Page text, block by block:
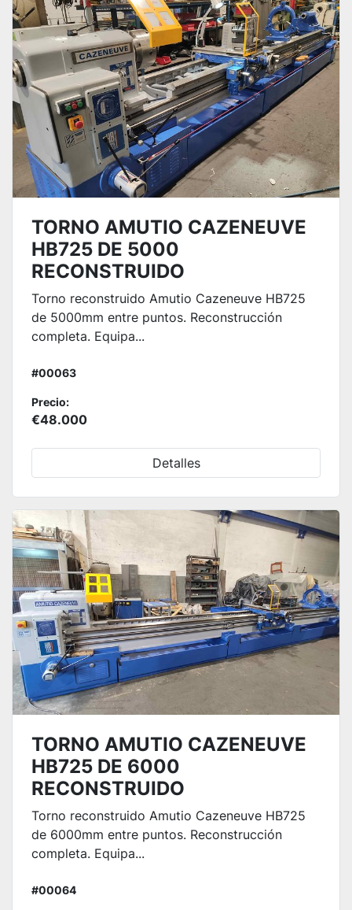
TORNO AMUTIO CAZENEUVE
HB725 DE 5000
RECONSTRUIDO
Torno reconstruido Amutio Cazeneuve HB725
de 5000mm entre puntos. Reconstrucción
completa. Equipa...
#00063
Precio:
€48.000
Detalles
TORNO AMUTIO CAZENEUVE
HB725 DE 6000
RECONSTRUIDO
Torno reconstruido Amutio Cazeneuve HB725
de 6000mm entre puntos. Reconstrucción
completa. Equipa...
#00064